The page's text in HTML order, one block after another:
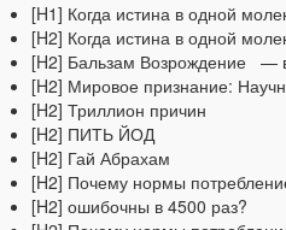
[H1] Когда истина в одной
[H2] Когда истина в одной
[H2] Бальзам Возрождение —
[H2] Мировое признание:
[H2] Триллион причин
[H2] ПИТЬ ЙОД
[H2] Гай Абрахам
[H2] Почему нормы
[H2] ошибочны в 4500 раз?